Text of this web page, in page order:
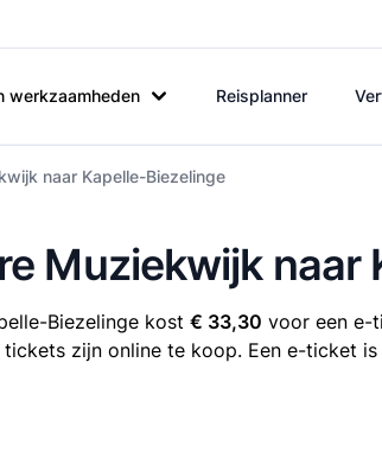
werkzaamheden Reisplanner
naar Kapelle-Biezelinge
Muziekwijk naar
Biezelinge kost € 33,30 voor een e-
zijn online te koop. Een e-ticket